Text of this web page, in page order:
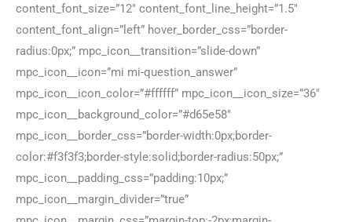
content_font_size=”12″ content_font_line_height=”1.5″
content_font_align=”left” hover_border_css=”border-
radius:0px;” mpc_icon__transition=”slide-down”
mpc_icon__icon=”mi mi-question_answer”
mpc_icon__icon_color=”#ffffff” mpc_icon__icon_size=”36″
mpc_icon__background_color=”#d65e58″
mpc_icon__border_css=”border-width:0px;border-
color:#f3f3f3;border-style:solid;border-radius:50px;”
mpc_icon__padding_css=”padding:10px;”
mpc_icon__margin_divider=”true”